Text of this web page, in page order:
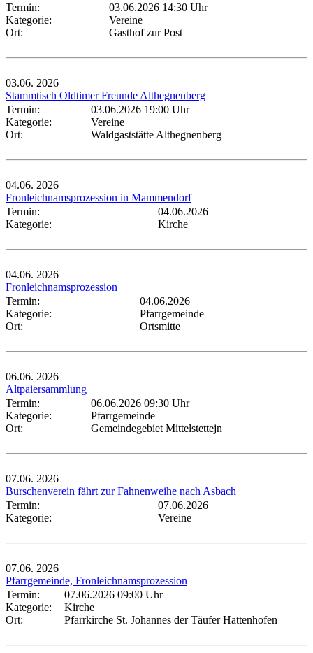
Termin:
03.06.2026 14:30 Uhr
Kategorie:
Vereine
Ort:
Gasthof zur Post
03.06. 2026
Stammtisch Oldtimer Freunde Althegnenberg
Termin:
03.06.2026 19:00 Uhr
Kategorie:
Vereine
Ort:
Waldgaststätte Althegnenberg
04.06. 2026
Fronleichnamsprozession in Mammendorf
Termin:
04.06.2026
Kategorie:
Kirche
04.06. 2026
Fronleichnamsprozession
Termin:
04.06.2026
Kategorie:
Pfarrgemeinde
Ort:
Ortsmitte
06.06. 2026
Altpaiersammlung
Termin:
06.06.2026 09:30 Uhr
Kategorie:
Pfarrgemeinde
Ort:
Gemeindegebiet Mittelstettejn
07.06. 2026
Burschenverein fährt zur Fahnenweihe nach Asbach
Termin:
07.06.2026
Kategorie:
Vereine
07.06. 2026
Pfarrgemeinde, Fronleichnamsprozession
Termin:
07.06.2026 09:00 Uhr
Kategorie:
Kirche
Ort:
Pfarrkirche St. Johannes der Täufer Hattenhofen